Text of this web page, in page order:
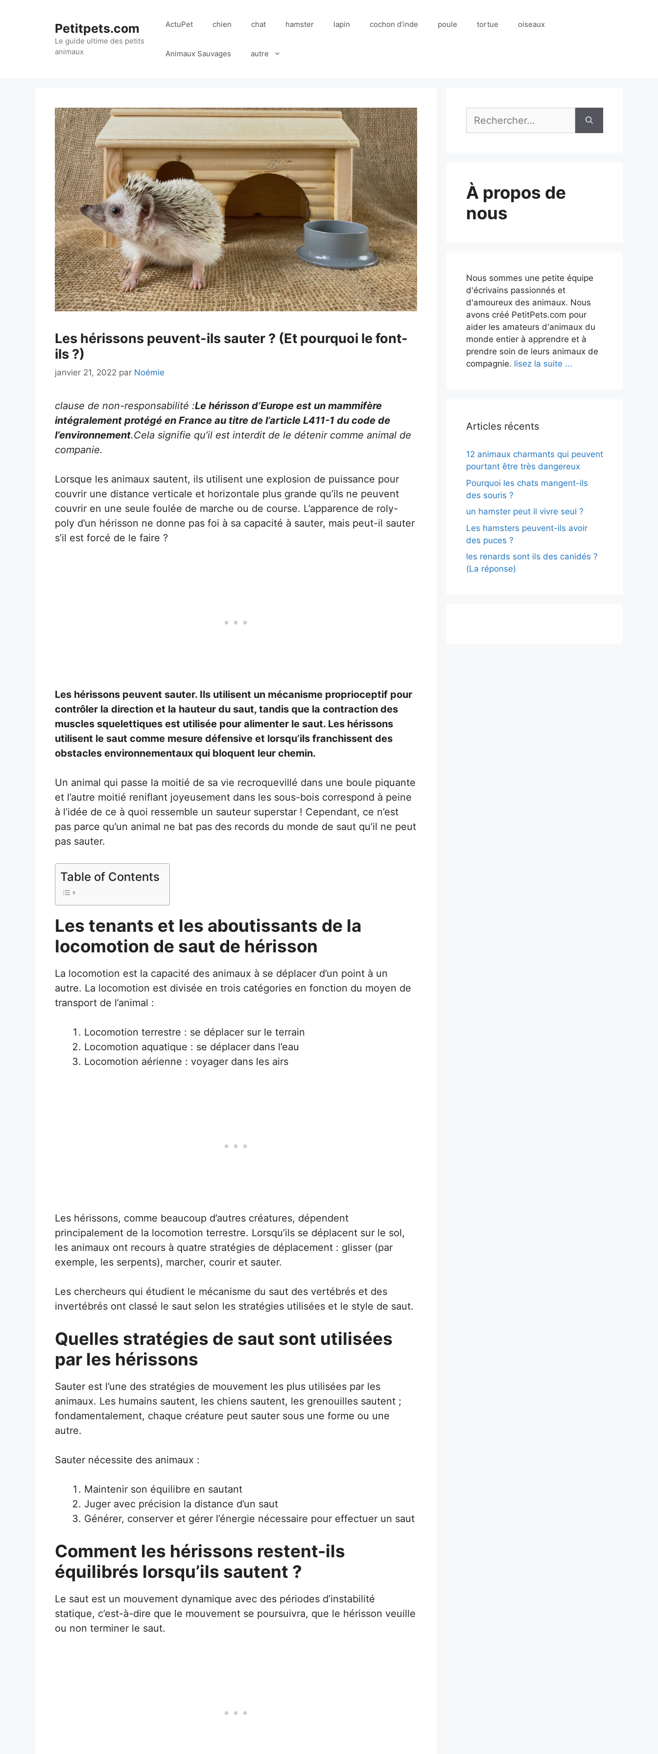
Petitpets.com
Le guide ultime des petits
animaux
ActuPet chien chat hamster lapin cochon d’inde poule tortue oiseaux
Animaux Sauvages autre
Les hérissons peuvent-ils sauter ? (Et pourquoi le font-
ils ?)
janvier 21, 2022 par Noémie
clause de non-responsabilité :Le hérisson d’Europe est un mammifère
intégralement protégé en France au titre de l’article L411-1 du code de
l’environnement.Cela signifie qu’il est interdit de le détenir comme animal de
companie.
Lorsque les animaux sautent, ils utilisent une explosion de puissance pour
couvrir une distance verticale et horizontale plus grande qu’ils ne peuvent
couvrir en une seule foulée de marche ou de course. L’apparence de roly-
poly d’un hérisson ne donne pas foi à sa capacité à sauter, mais peut-il sauter
s’il est forcé de le faire ?
Les hérissons peuvent sauter. Ils utilisent un mécanisme proprioceptif pour
contrôler la direction et la hauteur du saut, tandis que la contraction des
muscles squelettiques est utilisée pour alimenter le saut. Les hérissons
utilisent le saut comme mesure défensive et lorsqu’ils franchissent des
obstacles environnementaux qui bloquent leur chemin.
Un animal qui passe la moitié de sa vie recroquevillé dans une boule piquante
et l’autre moitié reniflant joyeusement dans les sous-bois correspond à peine
à l’idée de ce à quoi ressemble un sauteur superstar ! Cependant, ce n’est
pas parce qu’un animal ne bat pas des records du monde de saut qu’il ne peut
pas sauter.
Table of Contents
Les tenants et les aboutissants de la
locomotion de saut de hérisson
La locomotion est la capacité des animaux à se déplacer d’un point à un
autre. La locomotion est divisée en trois catégories en fonction du moyen de
transport de l’animal :
Locomotion terrestre : se déplacer sur le terrain
Locomotion aquatique : se déplacer dans l’eau
Locomotion aérienne : voyager dans les airs
Les hérissons, comme beaucoup d’autres créatures, dépendent
principalement de la locomotion terrestre. Lorsqu’ils se déplacent sur le sol,
les animaux ont recours à quatre stratégies de déplacement : glisser (par
exemple, les serpents), marcher, courir et sauter.
Les chercheurs qui étudient le mécanisme du saut des vertébrés et des
invertébrés ont classé le saut selon les stratégies utilisées et le style de saut.
Quelles stratégies de saut sont utilisées
par les hérissons
Sauter est l’une des stratégies de mouvement les plus utilisées par les
animaux. Les humains sautent, les chiens sautent, les grenouilles sautent ;
fondamentalement, chaque créature peut sauter sous une forme ou une
autre.
Sauter nécessite des animaux :
Maintenir son équilibre en sautant
Juger avec précision la distance d’un saut
Générer, conserver et gérer l’énergie nécessaire pour effectuer un saut
Comment les hérissons restent-ils
équilibrés lorsqu’ils sautent ?
Le saut est un mouvement dynamique avec des périodes d’instabilité
statique, c’est-à-dire que le mouvement se poursuivra, que le hérisson veuille
ou non terminer le saut.
À propos de
nous
Nous sommes une petite équipe
d'écrivains passionnés et
d'amoureux des animaux. Nous
avons créé PetitPets.com pour
aider les amateurs d'animaux du
monde entier à apprendre et à
prendre soin de leurs animaux de
compagnie. lisez la suite ...
Articles récents
12 animaux charmants qui peuvent
pourtant être très dangereux
Pourquoi les chats mangent-ils
des souris ?
un hamster peut il vivre seul ?
Les hamsters peuvent-ils avoir
des puces ?
les renards sont ils des canidés ?
(La réponse)